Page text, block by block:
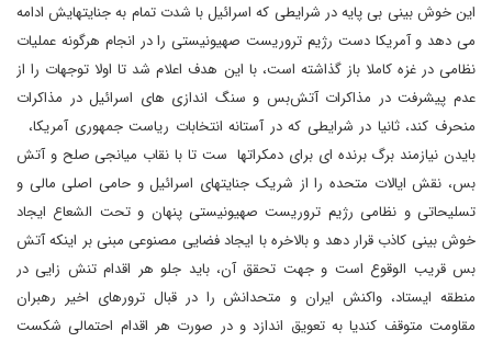
این خوش بینی بی پایه در شرایطی که اسرائیل با شدت تمام به جنایتهایش ادامه
می دهد و آمریکا دست رژیم تروریست صهیونیستی را در انجام هرگونه عملیات
نظامی در غزه کاملا باز گذاشته است، با این هدف اعلام شد تا اولا توجهات را از
عدم پیشرفت در مذاکرات آتش‌بس و سنگ اندازی های اسرائیل در مذاکرات
منحرف کند، ثانیا در شرایطی که در آستانه انتخابات ریاست جمهوری آمریکا،
بایدن نیازمند برگ برنده ای برای دمکراتها ست تا با نقاب میانجی صلح و آتش
بس، نقش ایالات متحده را از شریک جنایتهای اسرائیل و حامی اصلی مالی و
تسلیحاتی و نظامی رژیم تروریست صهیونیستی پنهان و تحت الشعاع ایجاد
خوش بینی کاذب قرار دهد و بالاخره با ایجاد فضایی مصنوعی مبنی بر اینکه آتش
بس قریب الوقوع است و جهت تحقق آن، باید جلو هر اقدام تنش زایی در
منطقه ایستاد، واکنش ایران و متحدانش را در قبال ترورهای اخیر رهبران
مقاومت متوقف کندیا به تعویق اندازد و در صورت هر اقدام احتمالی شکست